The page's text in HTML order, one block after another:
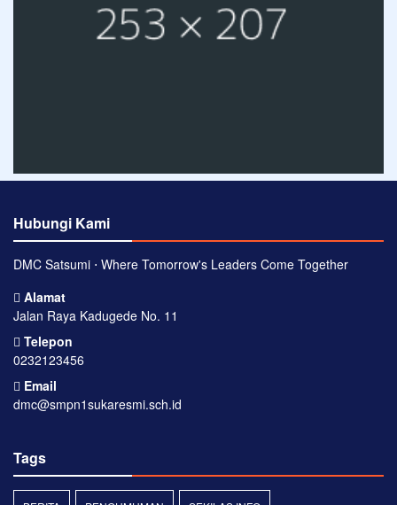
Hubungi Kami
DMC Satsumi ⋅ Where Tomorrow's Leaders Come Together
Alamat
Jalan Raya Kadugede No. 11
Telepon
0232123456
Email
dmc@smpn1sukaresmi.sch.id
Tags